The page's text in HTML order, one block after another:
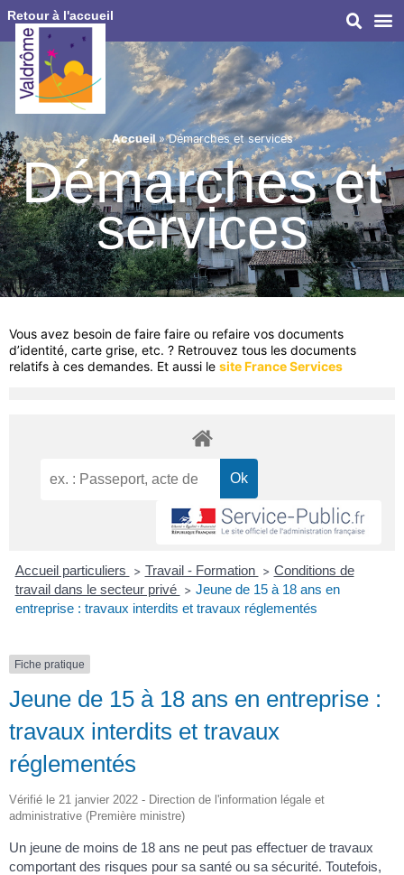
Retour à l'accueil
Accueil»Démarches et services
Démarches et
services
Vous avez besoin de faire faire ou refaire vos documents
d’identité, carte grise, etc. ? Retrouvez tous les documents
relatifs à ces demandes. Et aussi le site France Services
Accueil particuliers > Travail - Formation > Conditions de
travail dans le secteur privé > Jeune de 15 à 18 ans en
entreprise : travaux interdits et travaux réglementés
Fiche pratique
Jeune de 15 à 18 ans en entreprise :
travaux interdits et travaux
réglementés
Vérifié le 21 janvier 2022 - Direction de l'information légale et
administrative (Première ministre)
Un jeune de moins de 18 ans ne peut pas effectuer de travaux
comportant des risques pour sa santé ou sa sécurité. Toutefois,